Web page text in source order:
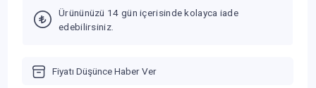
Ürününüzü 14 gün içerisinde kolayca iade
edebilirsiniz.
Fiyatı Düşünce Haber Ver